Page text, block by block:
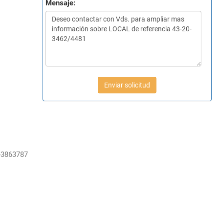
Mensaje:
Enviar solicitud